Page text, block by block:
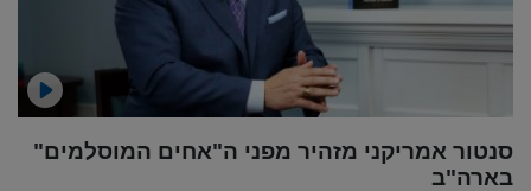
סנטור אמריקני מזהיר מפני ה"אחים המוסלמים"
בארה"ב